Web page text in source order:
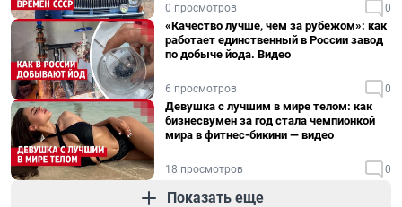
0 просмотров 0
«Качество лучше, чем за рубежом»: как
работает единственный в России завод
по добыче йода. Видео
6 просмотров 0
Девушка с лучшим в мире телом: как
бизнесвумен за год стала чемпионкой
мира в фитнес-бикини — видео
18 просмотров 0
Показать еще